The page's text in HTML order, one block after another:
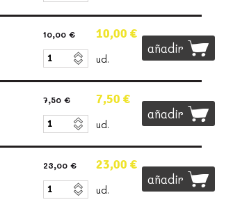
10,00 € 10,00 €
ud.
añadir
7,50 € 7,50 €
ud.
añadir
23,00 € 23,00 €
ud.
añadir